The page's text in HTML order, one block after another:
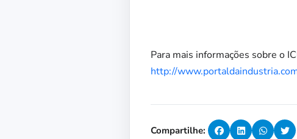
Para mais informações sobre o
http://
Compartilhe: